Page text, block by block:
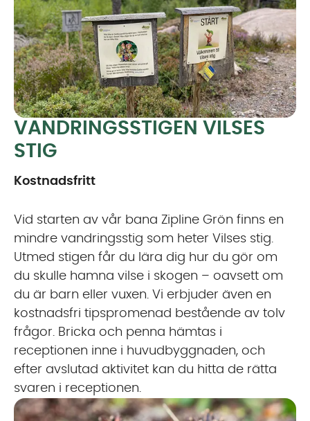
VANDRINGSSTIGEN VILSES
STIG
Kostnadsfritt
Vid starten av vår bana Zipline Grön finns en
mindre vandringsstig som heter Vilses stig.
Utmed stigen får du lära dig hur du gör om
du skulle hamna vilse i skogen – oavsett om
du är barn eller vuxen. Vi erbjuder även en
kostnadsfri tipspromenad bestående av tolv
frågor. Bricka och penna hämtas i
receptionen inne i huvudbyggnaden, och
efter avslutad aktivitet kan du hitta de rätta
svaren i receptionen.